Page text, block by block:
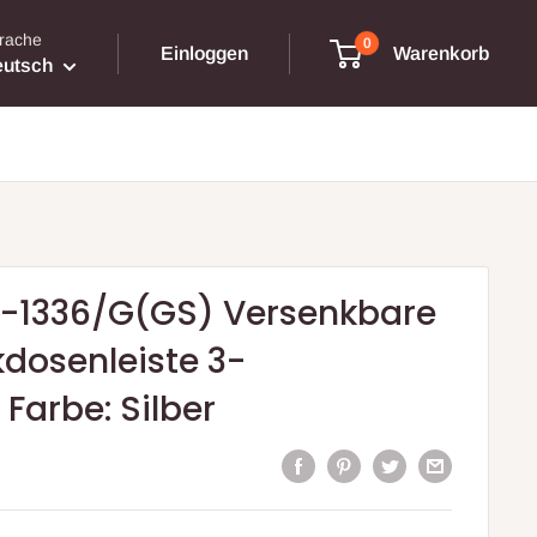
Einloggen
0
Warenkorb
1336/G(GS) Versenkbare
3-
Silber